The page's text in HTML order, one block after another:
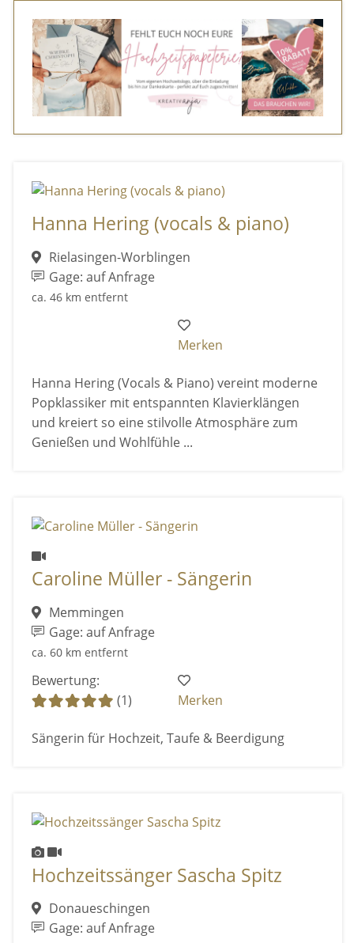
Hanna Hering (vocals & piano)
Rielasingen-Worblingen
Gage: auf Anfrage
ca. 46 km entfernt
Merken
Hanna Hering (Vocals & Piano) vereint moderne
Popklassiker mit entspannten Klavierklängen
und kreiert so eine stilvolle Atmosphäre zum
Genießen und Wohlfühle ...
Caroline Müller - Sängerin
Memmingen
Gage: auf Anfrage
ca. 60 km entfernt
Bewertung:
(1)
Merken
Sängerin für Hochzeit, Taufe & Beerdigung
Hochzeitssänger Sascha Spitz
Donaueschingen
Gage: auf Anfrage